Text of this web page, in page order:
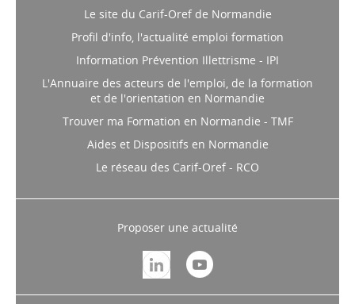
Le site du Carif-Oref de Normandie
Profil d'info, l'actualité emploi formation
Information Prévention Illettrisme - IPI
L'Annuaire des acteurs de l'emploi, de la formation
et de l'orientation en Normandie
Trouver ma Formation en Normandie - TMF
Aides et Dispositifs en Normandie
Le réseau des Carif-Oref - RCO
Proposer une actualité